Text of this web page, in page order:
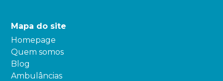
Mapa do site
Homepage
Quem somos
Blog
Ambulâncias